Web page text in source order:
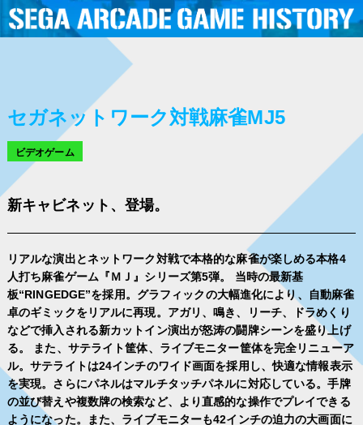
セガネットワーク対戦麻雀MJ5
ビデオゲーム
新キャビネット、登場。
リアルな演出とネットワーク対戦で本格的な麻雀が楽しめる本格4
人打ち麻雀ゲーム『ＭＪ』シリーズ第5弾。 当時の最新基
板“RINGEDGE”を採用。グラフィックの大幅進化により、自動麻雀
卓のギミックをリアルに再現。アガリ、鳴き、リーチ、ドラめくり
などで挿入される新カットイン演出が怒涛の闘牌シーンを盛り上げ
る。 また、サテライト筐体、ライブモニター筐体を完全リニューア
ル。サテライトは24インチのワイド画面を採用し、快適な情報表示
を実現。さらにパネルはマルチタッチパネルに対応している。手牌
の並び替えや複数牌の検索など、より直感的な操作でプレイできる
ようになった。また、ライブモニターも42インチの迫力の大画面に